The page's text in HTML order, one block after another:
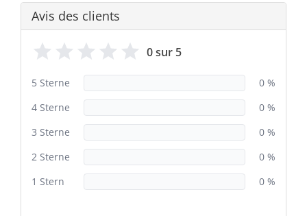
Avis des clients
0 sur 5
5 Sterne
0 %
4 Sterne
0 %
3 Sterne
0 %
2 Sterne
0 %
1 Stern
0 %